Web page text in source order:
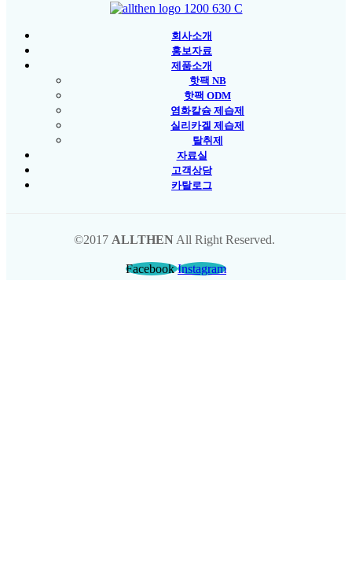
회사소개
홍보자료
제품소개
핫팩 NB
핫팩 ODM
염화칼슘 제습제
실리카겔 제습제
탈취제
자료실
고객상담
카탈로그
©2017 ALLTHEN All Right Reserved.
Facebook Instagram